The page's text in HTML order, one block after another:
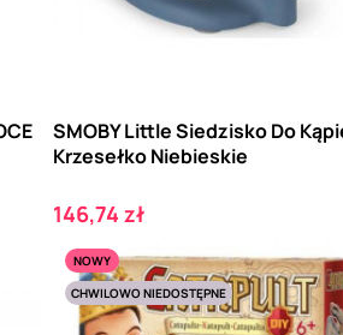
SMOBY Little Siedzisko Do
Krzesełko Niebieskie
Cena
146,74 zł
NOWY
CHWILOWO NIEDOSTĘPNE